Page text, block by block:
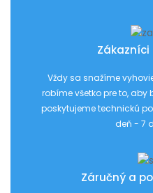
Zákazníci
Vždy sa snažíme
robíme všetko pre to, aby
poskytujeme technickú
deň - 7
Záručný a